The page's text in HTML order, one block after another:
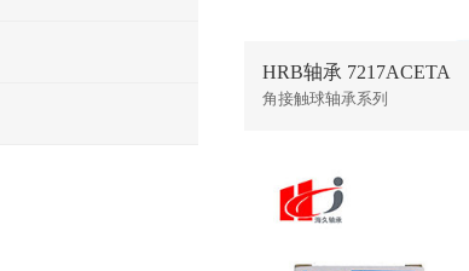
HRB轴承 7217ACETA
角接触球轴承系列